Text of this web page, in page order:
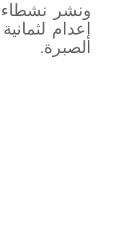
ونشر
إعدام
الصبرة.